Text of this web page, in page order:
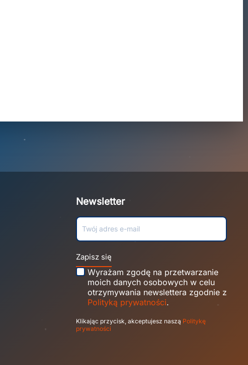
Newsletter
Zapisz się
Wyrażam zgodę na przetwarzanie
moich danych osobowych w celu
otrzymywania newslettera zgodnie z
Polityką prywatności.
Klikając przycisk, akceptujesz naszą Politykę
prywatności